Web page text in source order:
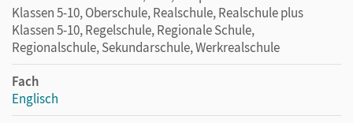
Klassen 5-10, Oberschule, Realschule, Realschule plus
Klassen 5-10, Regelschule, Regionale Schule,
Regionalschule, Sekundarschule, Werkrealschule
Fach
Englisch